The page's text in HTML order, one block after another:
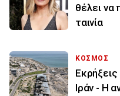
θέλει να
ταινία
ΚΟΣΜΟΣ
Ιράν - Η